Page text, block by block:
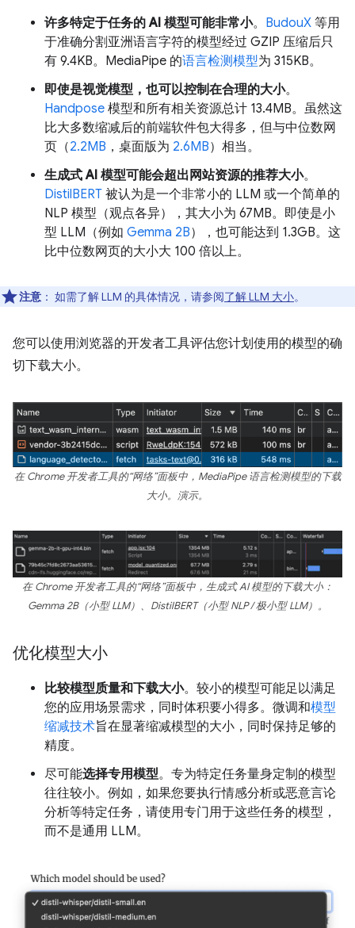
许多特定于任务的 AI 模型可能非常小。 BudouX 等用
于准确分割亚洲语言字符的模型经过 GZIP 压缩后只
有 9.4KB。MediaPipe 的语言检测模型为 315KB。
即使是视觉模型，也可以控制在合理的大小。
Handpose 模型和所有相关资源总计 13.4MB。虽然这
比大多数缩减后的前端软件包大得多，但与中位数网
页（2.2MB ，桌面版为 2.6MB）相当。
生成式 AI 模型可能会超出网站资源的推荐大小。
DistilBERT 被认为是一个非常小的 LLM 或一个简单的
NLP 模型（观点各异），其大小为 67MB。即使是小
型 LLM（例如 Gemma 2B），也可能达到 1.3GB。这
比中位数网页的大小大 100 倍以上。
注意 ： 如需了解 LLM 的具体情况，请参阅了解 LLM 大小。
您可以使用浏览器的开发者工具评估您计划使用的模型的确
切下载大小。
在 Chrome 开发者工具的“网络”面板中，MediaPipe 语言检测模型的下载
大小。演示。
在 Chrome 开发者工具的“网络”面板中，生成式 AI 模型的下载大小：
Gemma 2B（小型 LLM）、DistilBERT（小型 NLP / 极小型 LLM）。
优化模型大小
比较模型质量和下载大小。较小的模型可能足以满足
您的应用场景需求，同时体积要小得多。微调和模型
缩减技术旨在显著缩减模型的大小，同时保持足够的
精度。
尽可能选择专用模型。专为特定任务量身定制的模型
往往较小。例如，如果您要执行情感分析或恶意言论
分析等特定任务，请使用专门用于这些任务的模型，
而不是通用 LLM。